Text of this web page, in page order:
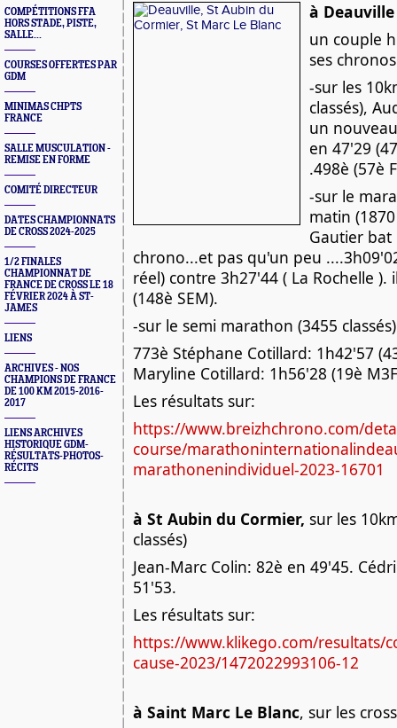
COMPÉTITIONS FFA
HORS STADE, PISTE,
SALLE...
COURSES OFFERTES PAR
GDM
MINIMAS CHPTS
FRANCE
SALLE MUSCULATION -
REMISE EN FORME
COMITÉ DIRECTEUR
DATES CHAMPIONNATS
DE CROSS 2024-2025
1/2 FINALES
CHAMPIONNAT DE
FRANCE DE CROSS LE 18
FÉVRIER 2024 À ST-
JAMES
LIENS
ARCHIVES - NOS
CHAMPIONS DE FRANCE
DE 100 KM 2015-2016-
2017
LIENS ARCHIVES
HISTORIQUE GDM-
RÉSULTATS-PHOTOS-
RÉCITS
à Deauville
un couple
ses
-sur les
classés),
un
en 47'29
.498è (57è
-sur le
matin
Gautier bat
chrono...et pas qu'un peu
réel) contre 3h27'44 ( La Rochelle ).
(148è SEM).
-sur le semi marathon (3455 classés)
773è Stéphane Cotillard: 1h42'57
Maryline Cotillard: 1h56'28 (19è
Les résultats sur:
https://www.breizhchrono.com/
course/
marathonenindividuel-2023-16701
à St Aubin du Cormier, sur les
classés)
Jean-Marc Colin: 82è en 49'45.
51'53.
Les résultats sur:
https://www.klikego.com/resultats/
cause-2023/1472022993106-12
à Saint Marc Le Blanc, sur les